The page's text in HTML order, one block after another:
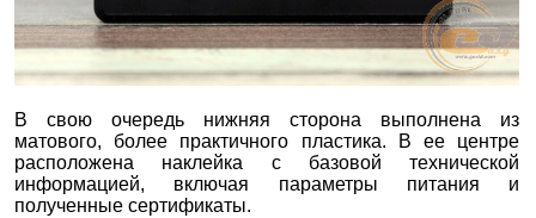
В свою очередь нижняя сторона выполнена из
матового, более практичного пластика. В ее центре
расположена наклейка с базовой технической
информацией, включая параметры питания и
полученные сертификаты.